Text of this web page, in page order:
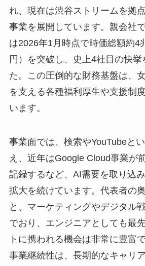
れ、現在は渋谷ストリームを拠
事業を展開しています。親会社
は2026年1月時点で時価総額約4
円）を突破し、史上4社目の快挙
た。この圧倒的な財務基盤は、
を支える各種福利厚生や支援制
います。
事業面では、検索やYouTubeと
え、近年はGoogle Cloud事業が
記録するなど、AI需要を取り込
拡大を続けています。代表者の
と、マーケティングやデジタル
でおり、エンジニアとしても最
トに携われる機会は非常に豊富
事業継続性は、長期的なキャリ